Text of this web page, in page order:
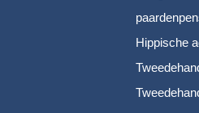
Hippische